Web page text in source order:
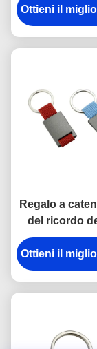
rottura in lega
del supporto
Ottieni il
Regalo a
del ricordo
dell'incisione
supporto del
Ottieni il